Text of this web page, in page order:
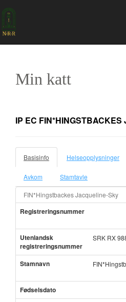
Min katt
IP EC
Basisinfo Helseopplysninger
Avkom Stamtavle
FIN*Hingstbackes Jacqueline-Sky
Registreringsnummer
Utenlandsk
registreringsnummer
SRK RX
Stamnavn
Fødselsdato